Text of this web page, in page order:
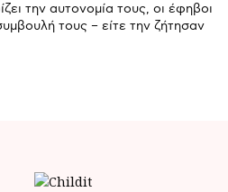
την αυτονομία τους, οι έφηβοι
τους – είτε την ζήτησαν